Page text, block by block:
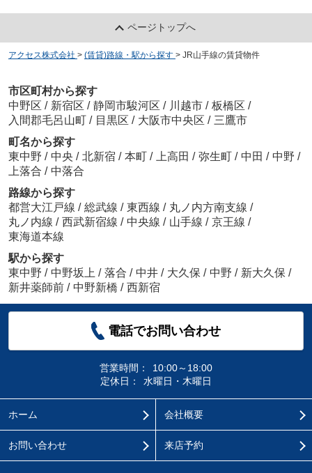
ページトップへ
アクセス株式会社 > (賃貸)路線・駅から探す > JR山手線の賃貸物件
市区町村から探す
中野区 / 新宿区 / 静岡市駿河区 / 川越市 / 板橋区 /
入間郡毛呂山町 / 目黒区 / 大阪市中央区 / 三鷹市
町名から探す
東中野 / 中央 / 北新宿 / 本町 / 上高田 / 弥生町 / 中田 / 中野 /
上落合 / 中落合
路線から探す
都営大江戸線 / 総武線 / 東西線 / 丸ノ内方南支線 /
丸ノ内線 / 西武新宿線 / 中央線 / 山手線 / 京王線 /
東海道本線
駅から探す
東中野 / 中野坂上 / 落合 / 中井 / 大久保 / 中野 / 新大久保 /
新井薬師前 / 中野新橋 / 西新宿
電話でお問い合わせ
営業時間：
10:00～18:00
定休日：
水曜日・木曜日
ホーム 会社概要
お問い合わせ 来店予約